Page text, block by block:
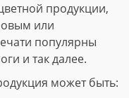
продукции,
или
популярны
и так далее.
может быть: